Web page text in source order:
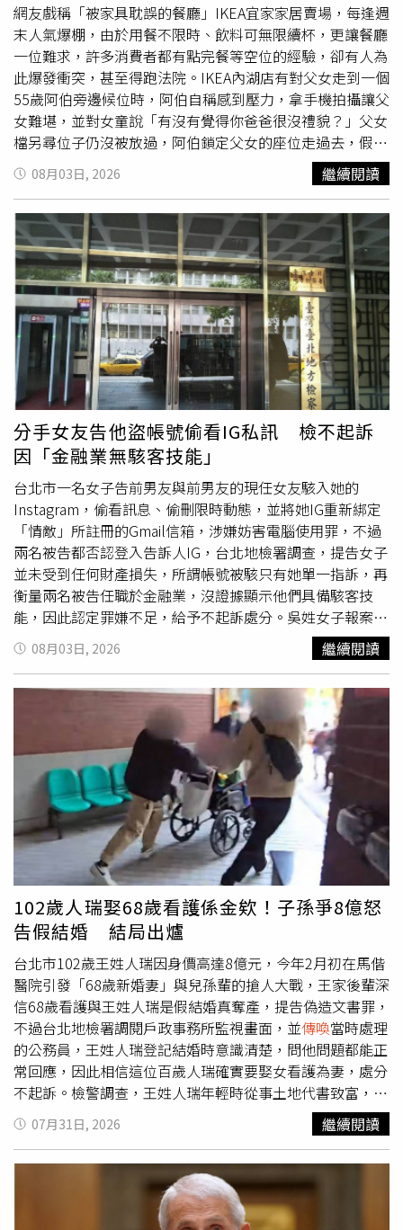
網友戲稱「被家具耽誤的餐廳」IKEA宜家家居賣場，每逢週
末人氣爆棚，由於用餐不限時、飲料可無限續杯，更讓餐廳
一位難求，許多消費者都有點完餐等空位的經驗，卻有人為
此爆發衝突，甚至得跑法院。IKEA內湖店有對父女走到一個
55歲阿伯旁邊候位時，阿伯自稱感到壓力，拿手機拍攝讓父
女難堪，並對女童說「有沒有覺得你爸爸很沒禮貌？」父女
檔另尋位子仍沒被放過，阿伯鎖定父女的座位走過去，假裝
腳軟拿不穩餐盤，把餐具、沒吃完的殘渣和醬汁倒在那位父
親身上，法官認定鬧事阿伯有惡意羞辱的行為，以強暴侮辱
罪判刑4個月定讞（得易科罰金12萬元）。本案發生在2024
年6月23日中午12點多，許先生在IKEA內湖店餐廳找空位，
看到55歲陳姓男子快吃完正在滑手機，就帶女兒走過去等，
陳姓男子卻突然拿起手機拍攝許姓父女，並對女童說會不會
覺得妳的爸爸很沒禮貌？許先生雖不高興但不想計較，先離
開找其他位子。14分鐘過後，陳姓男子收東西準備走，快經
過許先生的座位時改成單手拿餐盤，隨即在2秒內將餐盤倒
在餐桌上，餐具、殘渣和醬汁灑落桌面跟地上，也弄髒許先
生的短褲。許先生向內湖分局報案，經士林地檢署偵查起訴
陳姓男子公然侮辱及毀損罪。陳姓男子一審期間出了4個怪
招，他宣稱斷過腿，左邊無力走路不穩，並主張IKEA餐廳地
板溼滑，還說自己住天母多年、去大葉高島屋50幾次，那邊
美食街的餐盤很輕、防滑、可以單手拿，相較之下IKEA的餐
盤太重，很難單手拿起來；陳姓男子甚至向法院聲請前往
IKEA現場勘驗，要確認他走向餐盤回收區的動線，也希望帶
回現場餐具，以確認IKEA餐盤實際重量會造成拿不穩的結
果。士林地院指出，勘驗IKEA餐廳監視畫面便足以證明陳姓
男子沒病、地板不滑、餐盤未過重，也不須現場勘驗或扣回
餐具，他的行為超過一般人可以忍受的範圍，而且不只是普
通公然侮辱（判拘役或9千元以下罰金），已達到對被害人
使用強制力的程度，因此變更起訴法條，改以強暴侮辱罪
（最重可判1年）判刑4月。至於許先生的短褲遭醬汁污損，
一審認定不構成毀損罪，因為他洗完之後還穿過一次，尚未
達到不堪用的程度。陳姓男子上訴高等法院，除了繼續主打
他並非假摔再倒餐盤，還想澄清自己沒有犯案動機。案發時
他還沒吃完，許先生與女兒「長時間停留」在他座位旁邊，
即使他說了很多次位子有人、還沒要走，父女倆還是繼續
等，讓他感到壓力也不太舒服，基於自我保護才拿手機拍
照。二審法官認為，許先生與女兒看到陳姓男子即將用餐完
畢，暫時在旁等候，這符合其他消費者遇到餐廳熱門時段一
位難求也會找位子等的習慣，怎能說有侵害到陳姓男子的權
益？他明知許先生和女兒靜靜等候從未挑釁，卻採取針對性
極強的冒犯手段：拿手機對著拍，顯見他的確不滿有人在旁
邊等座位，並因此報復。陳姓男子二審期間持續出招，聲請
傳喚IKEA餐廳員工出庭作證、請法官函詢台北榮總的病歷以
證明他長期左半邊無力，高院均駁回，因為沒有調查的必
要，仍維持原審刑度，全案確定。被害人父女檔走到陳姓男
子座位旁邊等候時，究竟他吃了多久？他承認當時獨自一人
用餐，從上午10點38分吃到中午12點18分，在爆發衝突
前，其實已經吃了1小時40分。
08月03日, 2026 繼續閱讀
分手女友告他盜帳號偷看IG私訊 檢不起訴
因「金融業無駭客技能」
台北市一名女子告前男友與前男友的現任女友駭入她的
Instagram，偷看訊息、偷刪限時動態，並將她IG重新綁定
「情敵」所註冊的Gmail信箱，涉嫌妨害電腦使用罪，不過
兩名被告都否認登入告訴人IG，台北地檢署調查，提告女子
並未受到任何財產損失，所謂帳號被駭只有她單一指訴，再
衡量兩名被告任職於金融業，沒證據顯示他們具備駭客技
能，因此認定罪嫌不足，給予不起訴處分。吳姓女子報案主
張，IG從去年11月起常發生她還沒看訊息卻顯示已讀的狀
態，還有部分限動在她不知情的狀況下消失，她發現IG被綁
定一個陌生電郵「○○○○68@gmail.com」，查詢許姓前
男友的IG粉絲與追蹤名單，確實有一名用戶的名稱是
○○○○68，前男友也對她坦承○○○○68是勾姓現任女
友。吳姓女子懷疑，大部分未經允許登入IG的位置都顯示在
台中，她跟台中唯一的淵源只有前男友，因此認為許姓男子
與勾姓女子駭入她IG更改設定，涉犯無故變更他人電磁紀錄
罪。北檢傳喚許姓男子與勾姓女子，兩人確實交往中，
○○○○68是勾姓女子的IG帳號，但她否認用相同的帳號名
稱去註冊Gmail信箱，也未登入吳姓女子IG。檢方指出，現
在網路犯罪極為猖獗，個人社群遭別人登入已非難以想像之
事，不能因為相關資訊連結到被告的帳號，就推論一定是被
告盜帳號，何況吳姓女子自己都說，已改過很多次密碼、開
啟IG雙重認證，依然持續收到非本人登入的通知，由於許姓
男子和勾姓女子都從事金融證券業，依據現有證據，無從認
定兩人具有破解密碼、破解雙重認證的專業技能，無法排除
駭客其實是其他人的可能性。至於吳姓女子指稱前男友和現
任女友偷讀訊息並刪除限動，這部分並未提供相關證據，只
有她IG帳號顯示被人試圖登入的警告訊息截圖，所以同樣不
能推斷兩名被告有偷看、偷刪。綁定告訴人IG的○○○○
68@gmail.com ，究竟是不是勾姓女子使用？檢察官認為，
並非每件案子都要不分輕重緩急向Google調取電子信箱用
戶資料，應視案情而定，審酌告訴人並未受到實際財損，加
上她控告的對像是分手男友，偵辦這類案件往往會先「畫下
一條線」，最終決定無須大砲打小鳥，憑既有事證已可處分
08月03日, 2026 繼續閱讀
102歲人瑞娶68歲看護係金欸！子孫爭8億怒
告假結婚 結局出爐
台北市102歲王姓人瑞因身價高達8億元，今年2月初在馬偕
醫院引發「68歲新婚妻」與兒孫輩的搶人大戰，王家後輩深
信68歲看護與王姓人瑞是假結婚真奪產，提告偽造文書罪，
不過台北地檢署調閱戶政事務所監視畫面，並傳喚當時處理
的公務員，王姓人瑞登記結婚時意識清楚，問他問題都能正
常回應，因此相信這位百歲人瑞確實要娶女看護為妻，處分
不起訴。檢警調查，王姓人瑞年輕時從事土地代書致富，坐
擁多筆不動產，市值約8億，過去20年一直由小他34歲的賴
姓看護照顧，今年1月兩人結婚另找越南看護，但王家其他
成員懷疑賴姓看護假結婚，還阻止人瑞與兒孫接觸。今年農
曆春節前一個多禮拜，王姓人瑞與賴姓妻子前往台北馬偕就
醫，遇到王家多人爭搶，一陣混亂後，賴姓女子掛彩，她對
人瑞3位兒子、3位媳婦、7位孫子共13人提告，檢方起訴其
07月31日, 2026 繼續閱讀